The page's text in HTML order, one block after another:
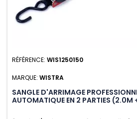
RÉFÉRENCE: WIS1250150
MARQUE: WISTRA
SANGLE D'ARRIMAGE
AUTOMATIQUE EN 2 PARTIES